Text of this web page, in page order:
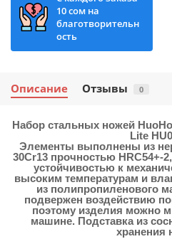
10 сом на
благотворительн
ость
Описание Отзывы 0
Набор стальных ножей
Lite
Элементы выполнены из
30Cr13 прочностью HRC54+-
устойчивостью к
высоким температурам и
из полипропиленового
подвержен воздействию
поэтому изделия можно
машине. Подставка из
хранения